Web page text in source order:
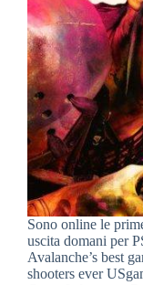
Sono online le
uscita domani per
Avalanche’s best
shooters ever